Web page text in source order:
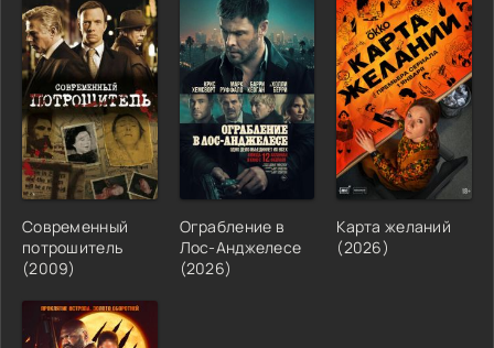
Современный
потрошитель
(2009)
Ограбление в
Лос-Анджелесе
(2026)
Карта желаний
(2026)